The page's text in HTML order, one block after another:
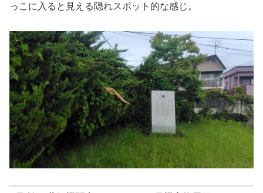
っこに入ると見える隠れスポット的な感じ。